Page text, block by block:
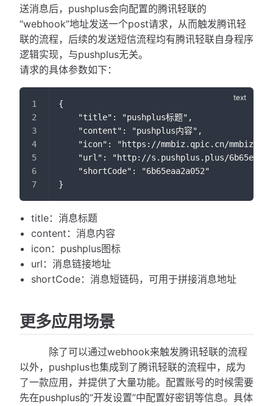
送消息后，pushplus会向配置的腾讯轻联的
“webhook”地址发送一个post请求，从而触发腾讯轻
联的流程，后续的发送短信流程均有腾讯轻联自身程序
逻辑实现，与pushplus无关。
请求的具体参数如下：
{
    "title": "pushplus标题",
"icon": "https://mmbiz.qpic.cn/
"url": "http://s.pushplus.plus/
    "shortCode": "6b65eaa2a052"
}
title：消息标题
content：消息内容
icon：pushplus图标
url：消息链接地址
shortCode：消息短链码，可用于拼接消息地址
更多应用场景
除了可以通过webhook来触发腾讯轻联的流程
以外，pushplus也集成到了腾讯轻联的流程中，成为
了一款应用，并提供了大量功能。配置账号的时候需要
先在pushplus的“开发设置”中配置好密钥等信息。具体